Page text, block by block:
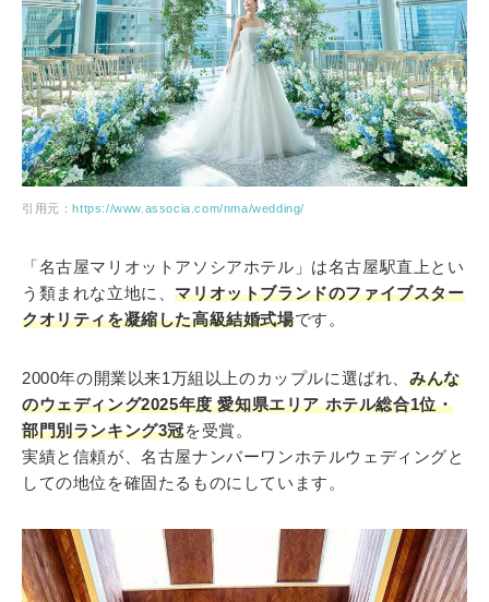
引用元：https://www.associa.com/nma/wedding/
「名古屋マリオットアソシアホテル」は名古屋駅直上とい
う類まれな立地に、マリオットブランドのファイブスター
クオリティを凝縮した高級結婚式場です。
2000年の開業以来1万組以上のカップルに選ばれ、 みんな
のウェディング2025年度 愛知県エリア ホテル総合1位・
部門別ランキング3冠を受賞。
実績と信頼が、名古屋ナンバーワンホテルウェディングと
しての地位を確固たるものにしています。